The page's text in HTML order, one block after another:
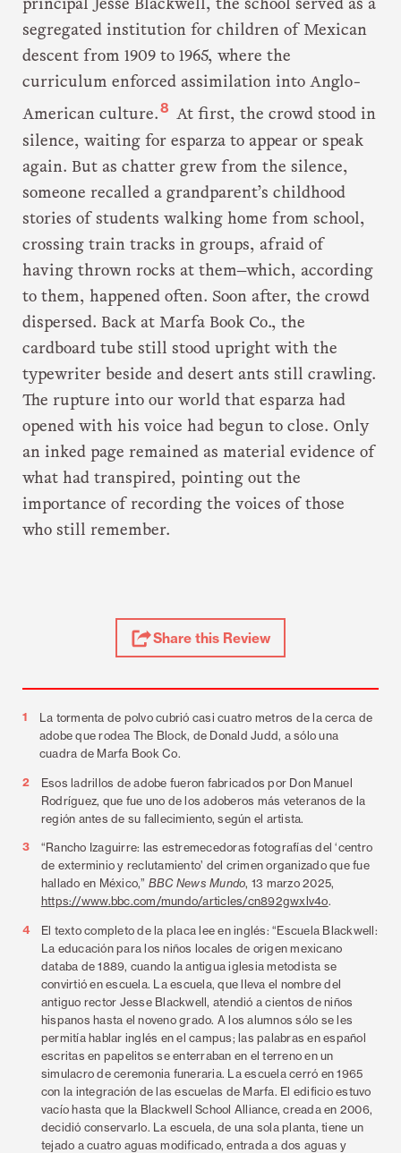
principal Jesse Blackwell, the school served as a
segregated institution for children of Mexican
descent from 1909 to 1965, where the
curriculum enforced assimilation into Anglo-
American culture.8 At first, the crowd stood in
silence, waiting for esparza to appear or speak
again. But as chatter grew from the silence,
someone recalled a grandparent’s childhood
stories of students walking home from school,
crossing train tracks in groups, afraid of
having thrown rocks at them—which, according
to them, happened often. Soon after, the crowd
dispersed. Back at Marfa Book Co., the
cardboard tube still stood upright with the
typewriter beside and desert ants still crawling.
The rupture into our world that esparza had
opened with his voice had begun to close. Only
an inked page remained as material evidence of
what had transpired, pointing out the
importance of recording the voices of those
who still remember.
Share this Review
Footnotes
1
La tormenta de polvo cubrió casi cuatro metros de la cerca de
adobe que rodea The Block, de Donald Judd, a sólo una
cuadra de Marfa Book Co.
2
Esos ladrillos de adobe fueron fabricados por Don Manuel
Rodríguez, que fue uno de los adoberos más veteranos de la
región antes de su fallecimiento, según el artista.
3
“Rancho Izaguirre: las estremecedoras fotografías del ‘centro
de exterminio y reclutamiento’ del crimen organizado que fue
hallado en México,” BBC News Mundo, 13 marzo 2025,
https://www.bbc.com/mundo/articles/cn892gwxlv4o.
4
El texto completo de la placa lee en inglés: “Escuela Blackwell:
La educación para los niños locales de origen mexicano
databa de 1889, cuando la antigua iglesia metodista se
convirtió en escuela. La escuela, que lleva el nombre del
antiguo rector Jesse Blackwell, atendió a cientos de niños
hispanos hasta el noveno grado. A los alumnos sólo se les
permitía hablar inglés en el campus; las palabras en español
escritas en papelitos se enterraban en el terreno en un
simulacro de ceremonia funeraria. La escuela cerró en 1965
con la integración de las escuelas de Marfa. El edificio estuvo
vacío hasta que la Blackwell School Alliance, creada en 2006,
decidió conservarlo. La escuela, de una sola planta, tiene un
tejado a cuatro aguas modificado, entrada a dos aguas y